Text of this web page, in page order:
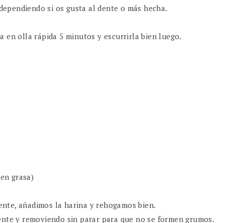
si os gusta al dente o más hecha.
en olla rápida 5 minutos y escurrirla bien luego.
grasa)
añadimos la harina y rehogamos bien.
y removiendo sin parar para que no se formen grumos.